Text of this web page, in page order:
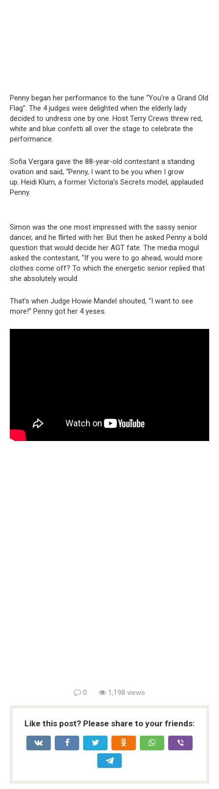
Penny began her performance to the tune “You’re a Grand Old
Flag”. The 4 judges were delighted when the elderly lady
decided to undress one by one. Host Terry Crews threw red,
white and blue confetti all over the stage to celebrate the
performance.
Sofia Vergara gave the 88-year-old contestant a standing
ovation and said, “Penny, I want to be you when I grow
up. Heidi Klum, a former Victoria’s Secrets model, applauded
Penny.
Simon was the one most impressed with the sassy senior
dancer, and he flirted with her. But then he asked Penny a bold
question that would decide her AGT fate. The media mogul
asked the contestant, “If you were to go ahead, would more
clothes come off? To which the energetic senior replied that
she absolutely would.
That’s when Judge Howie Mandel shouted, “I want to see
more!” Penny got her 4 yeses.
0 1,198 views
Like this post? Please share to your friends: